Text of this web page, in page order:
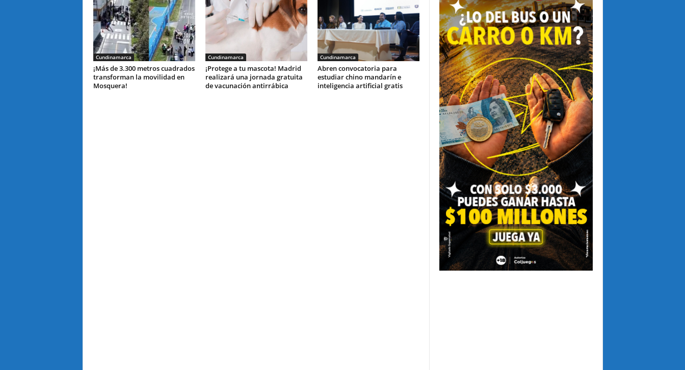
Cundinamarca
¡Más de 3.300 metros cuadrados
transforman la movilidad en
Mosquera!
Cundinamarca
¡Protege a tu mascota! Madrid
realizará una jornada gratuita
de vacunación antirrábica
Cundinamarca
Abren convocatoria para
estudiar chino mandarín e
inteligencia artificial gratis